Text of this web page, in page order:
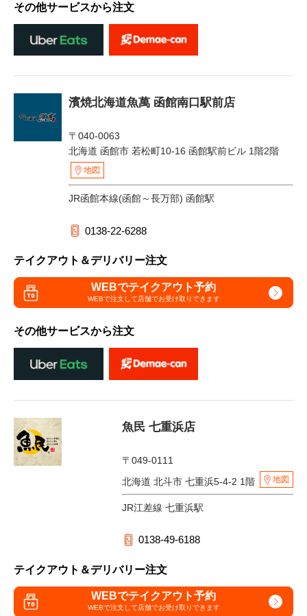
その他サービスから注文
濱焼北海道魚萬 函館南口駅前店
〒040-0063
北海道 函館市 若松町10-16 函館駅前ビル 1階2階
地図
JR函館本線(函館～長万部) 函館駅
0138-22-6288
テイクアウト＆デリバリー注文
WEBでテイクアウト予約
WEBで注文して店舗でお受け取りできます
その他サービスから注文
魚民 七重浜店
〒049-0111
北海道 北斗市 七重浜5-4-2 1階
地図
JR江差線 七重浜駅
0138-49-6188
テイクアウト＆デリバリー注文
WEBでテイクアウト予約
WEBで注文して店舗でお受け取りできます